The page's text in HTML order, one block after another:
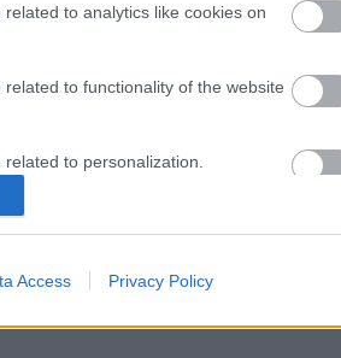
to analytics like cookies on
to functionality of the website
to personalization.
to security, including
Access Privacy Policy
Helyi
A